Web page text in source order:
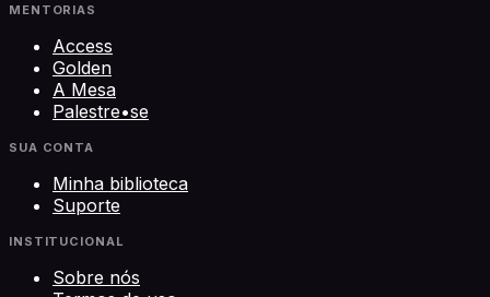
MENTORIAS
Access
Golden
A Mesa
Palestre•se
SUA CONTA
Minha biblioteca
Suporte
INSTITUCIONAL
Sobre nós